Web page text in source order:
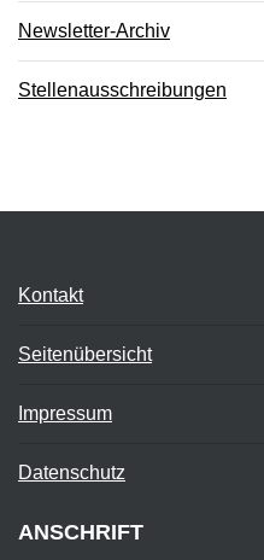
Newsletter-Archiv
Stellenausschreibungen
Kontakt
Seitenübersicht
Impressum
Datenschutz
ANSCHRIFT